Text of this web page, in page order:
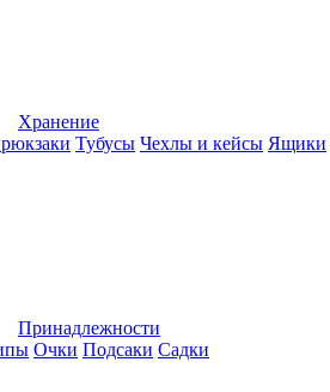
Хранение
Тубусы Чехлы и кейсы Ящики
Принадлежности
Очки Подсаки Садки